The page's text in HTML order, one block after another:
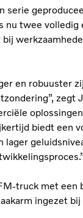
serie
nu twee
en robuuster
zegt
biedt een
truck met een
ingezet